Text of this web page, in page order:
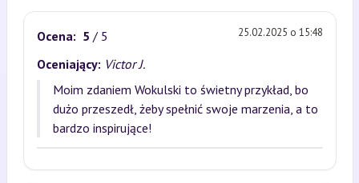
Ocena: 5 / 5 25.02.2025 o 15:48
Oceniający: Victor J.
Moim zdaniem Wokulski to świetny przykład, bo
dużo przeszedł, żeby spełnić swoje marzenia, a to
bardzo inspirujące!